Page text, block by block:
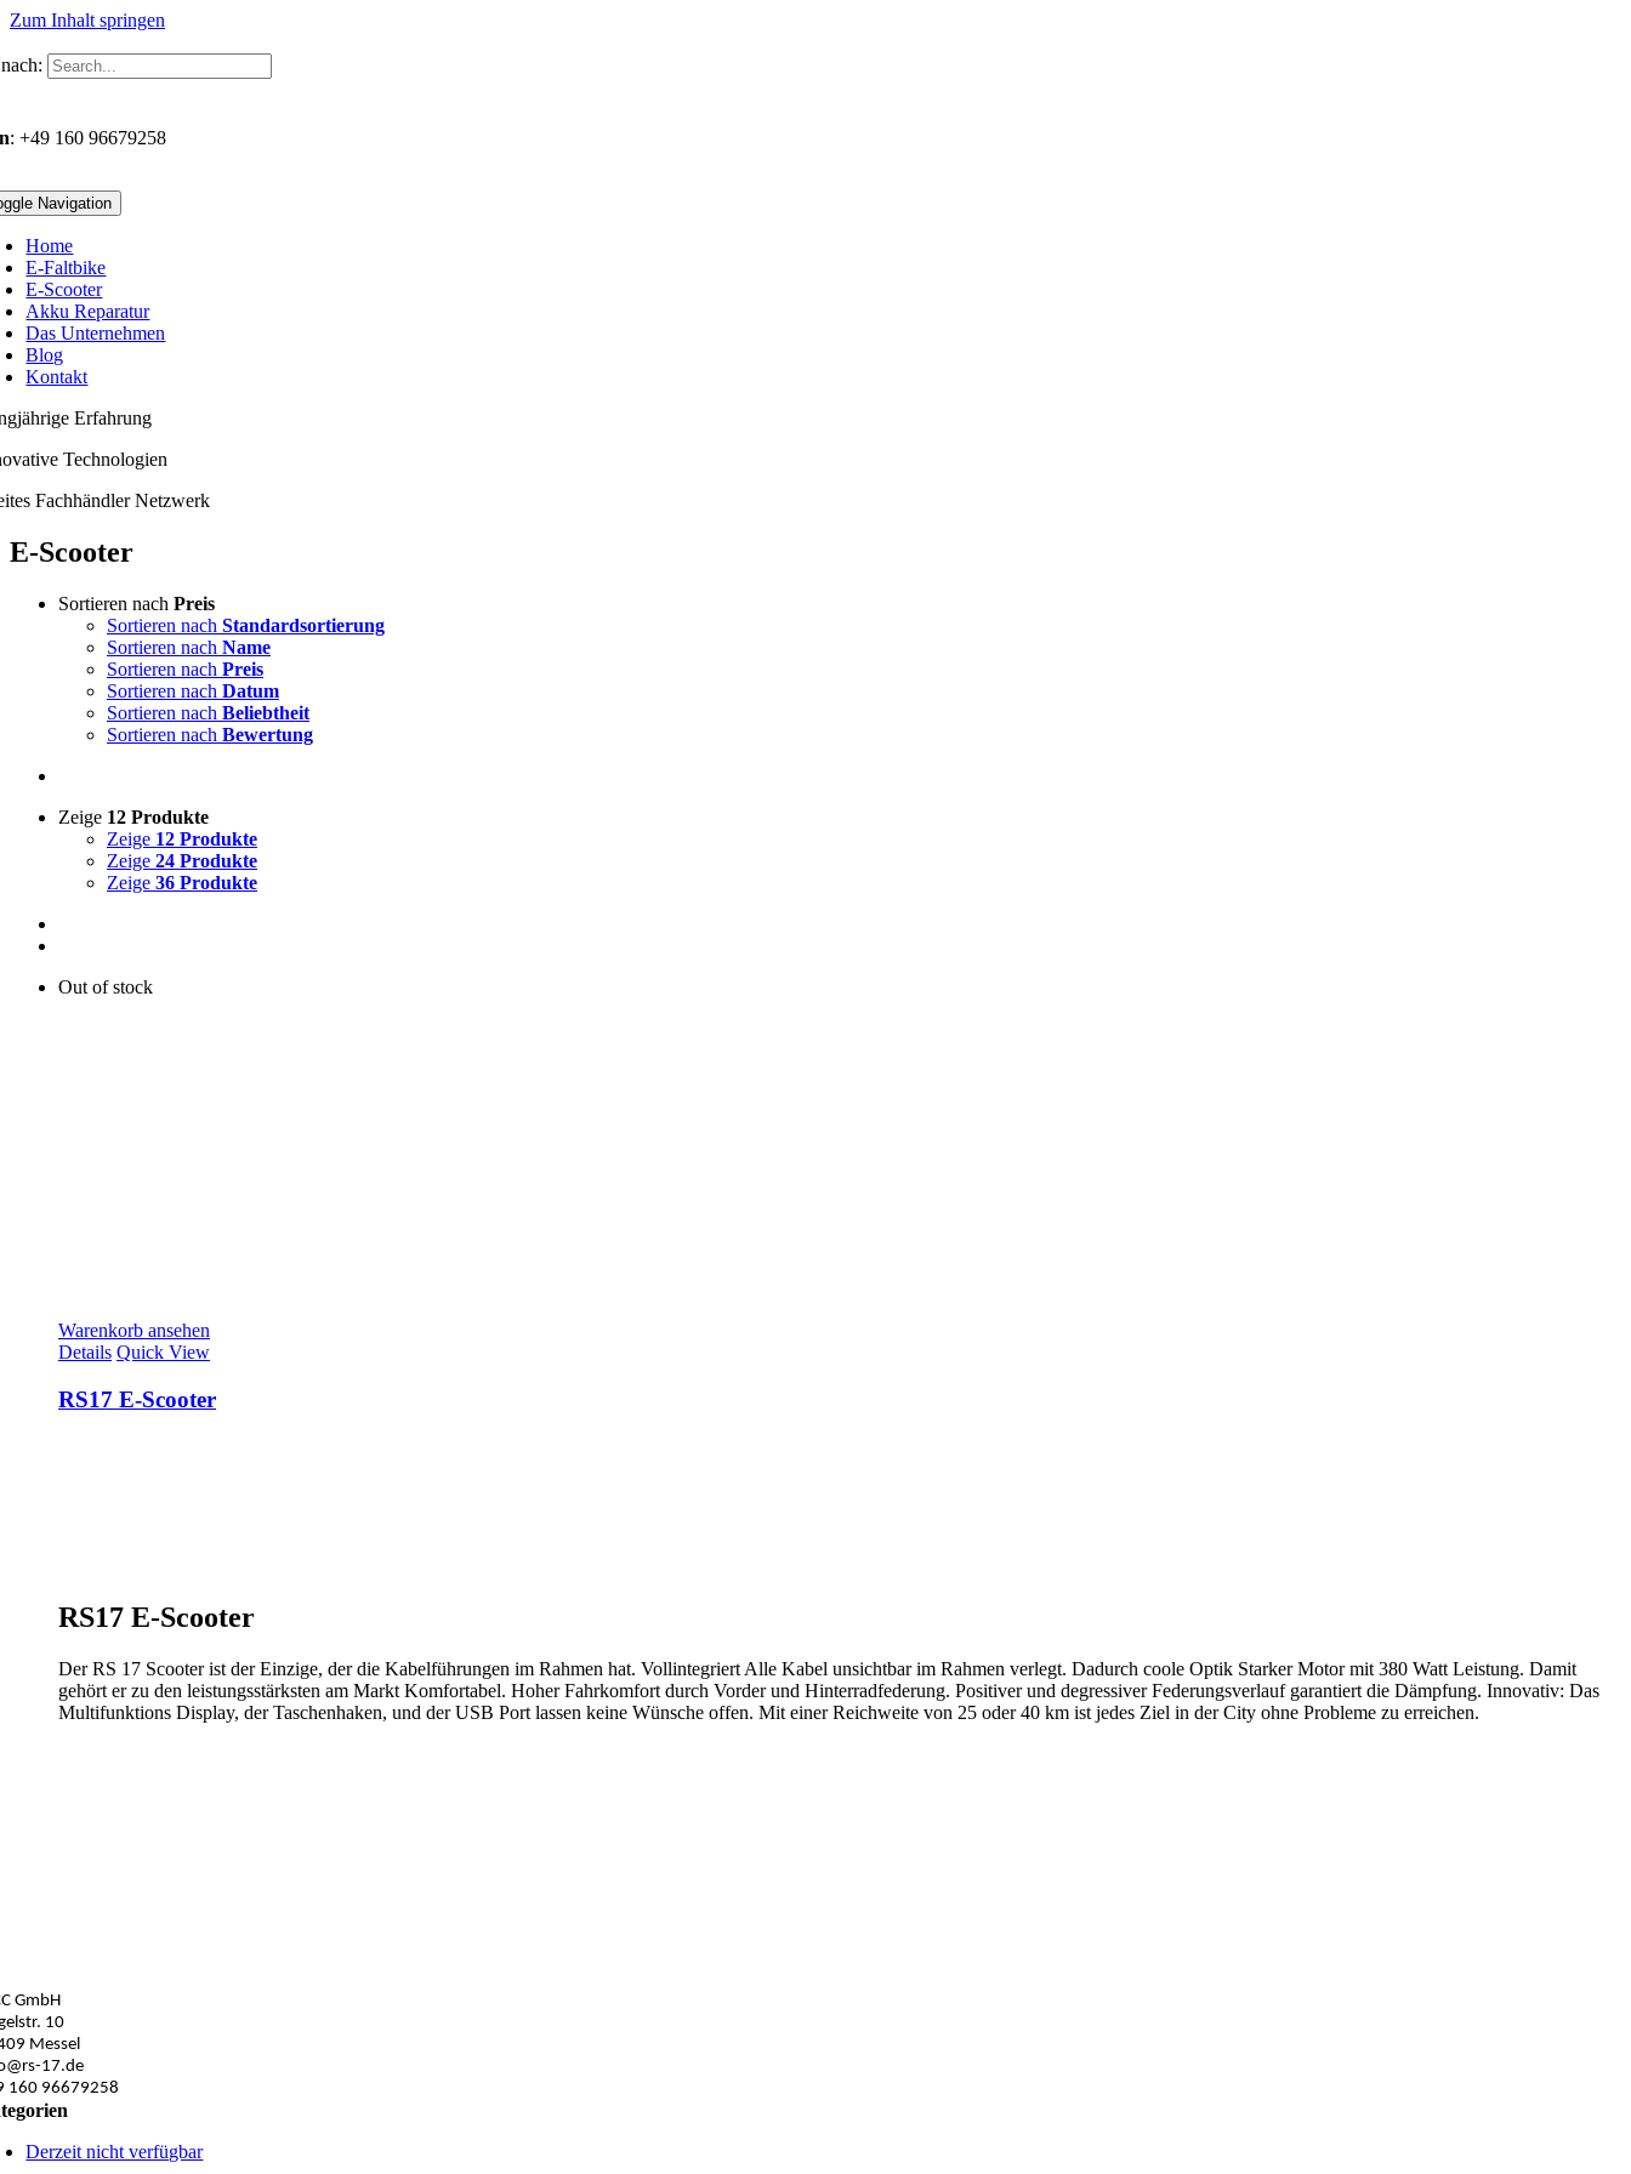
Zum Inhalt springen
: +49 160 96679258
Navigation
Home
E-Faltbike
E-Scooter
Akku Reparatur
Das Unternehmen
Blog
Kontakt
Erfahrung
Technologien
Fachhändler Netzwerk
E-Scooter
Sortieren nach Preis
Sortieren nach Standardsortierung
Sortieren nach Name
Sortieren nach Preis
Sortieren nach Datum
Sortieren nach Beliebtheit
Sortieren nach Bewertung
Zeige 12 Produkte
Zeige 12 Produkte
Zeige 24 Produkte
Zeige 36 Produkte
Out of stock
Warenkorb ansehen
Details Quick View
RS17 E-Scooter
RS17 E-Scooter
Der RS 17 Scooter ist der Einzige, der die Kabelführungen im Rahmen hat. Vollintegriert Alle Kabel unsichtbar im Rahmen verlegt. Dadurch coole Optik Starker Motor mit 380 Watt Leistung. Damit
gehört er zu den leistungsstärksten am Markt Komfortabel. Hoher Fahrkomfort durch Vorder und Hinterradfederung. Positiver und degressiver Federungsverlauf garantiert die Dämpfung. Innovativ: Das
Multifunktions Display, der Taschenhaken, und der USB Port lassen keine Wünsche offen. Mit einer Reichweite von 25 oder 40 km ist jedes Ziel in der City ohne Probleme zu erreichen.
GmbH
10
Messel
17.de
160 96679258
Derzeit nicht verfügbar